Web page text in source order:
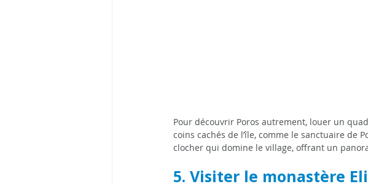
Pour découvrir Poros autrement, louer un
coins cachés de l’île, comme le sanctuaire de
clocher qui domine le village, offrant un
5. Visiter le monastère